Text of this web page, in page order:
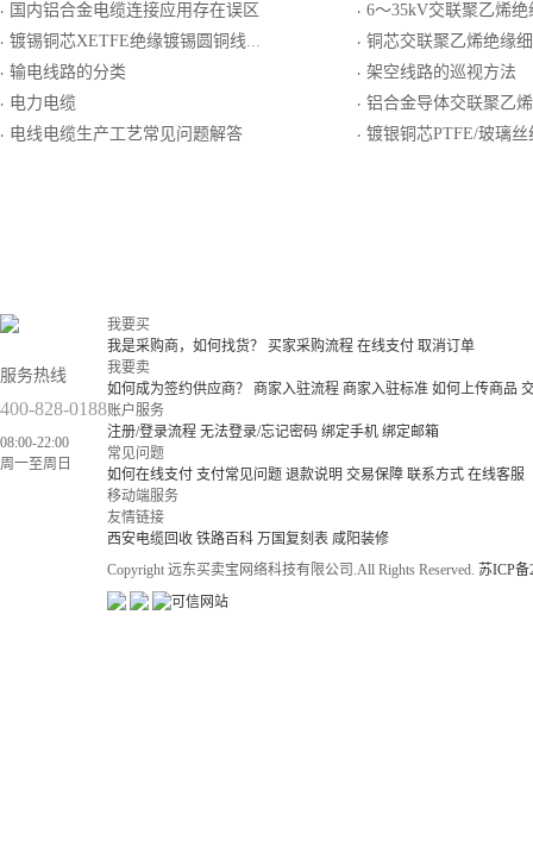
· 国内铝合金电缆连接应用存在误区
· 镀锡铜芯XETFE绝缘镀锡圆铜线编织屏蔽XETFE护套电线电缆
· 输电线路的分类
· 电力电缆
· 电线电缆生产工艺常见问题解答
· 6～35kV交联聚乙烯绝
· 铜芯交联聚乙烯绝缘细圆钢丝铠装聚
· 架空线路的巡视方法
· 铝合金导体交联聚乙烯绝缘聚氯
· 镀银铜芯PTFE/玻璃丝组合绝缘镀镍圆铜线绕包屏
服务热线
400-828-0188
08:00-22:00
周一至周日
我要买
我是采购商，如何找货？
买家采购流程 在线支付 取消订单
我要卖
如何成为签约供应商？
商家入驻流程 商家入驻标准 如何上传商品
账户服务
注册/登录流程 无法登录/忘记密码 绑定手机 绑定邮箱
常见问题
如何在线支付 支付常见问题 退款说明 交易保障 联系方式 在线客服
移动端服务
友情链接
西安电缆回收 铁路百科 万国复刻表 咸阳装修
Copyright 远东买卖宝网络科技有限公司.All Rights Reserved. 苏ICP备